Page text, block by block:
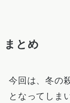
まとめ
今回は、冬の
となってしま